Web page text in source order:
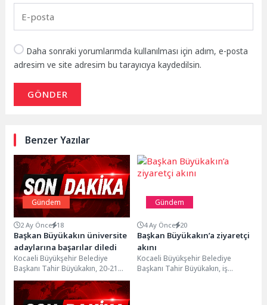
Daha sonraki yorumlarımda kullanılması için adım, e-posta
adresim ve site adresim bu tarayıcıya kaydedilsin.
GÖNDER
Benzer Yazılar
Gündem
2 Ay Önce 18
Başkan Büyükakın üniversite
adaylarına başarılar diledi
Kocaeli Büyükşehir Belediye
Başkanı Tahir Büyükakın, 20-21
Haziran tarihlerinde
gerçekleştirilecek Yükseköğretim
Kurumları Sınavı (YKS)’na girecek...
Gündem
4 Ay Önce 20
Başkan Büyükakın’a ziyaretçi
akını
Kocaeli Büyükşehir Belediye
Başkanı Tahir Büyükakın, iş